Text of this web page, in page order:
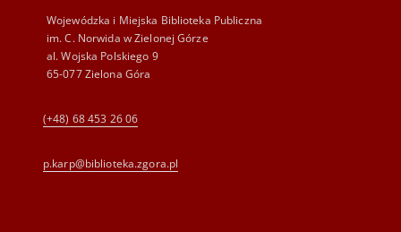
Wojewódzka i Miejska Biblioteka Publiczna
im. C. Norwida w Zielonej Górze
al. Wojska Polskiego 9
65-077 Zielona Góra
(+48) 68 453 26 06
p.karp@biblioteka.zgora.pl